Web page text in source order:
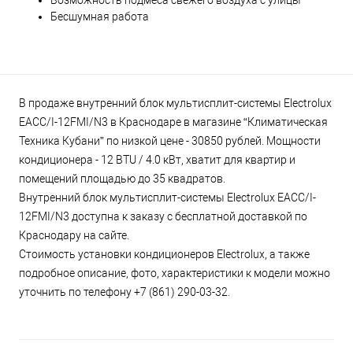
Бесшумная работа
В продаже внутренний блок мультисплит-системы Electrolux
EACС/I-12FMI/N3 в Краснодаре в магазине “Климатическая
Техника Кубани” по низкой цене - 30850 рублей. Мощности
кондиционера - 12 BTU / 4.0 кВт, хватит для квартир и
помещений площадью до 35 квадратов.
Внутренний блок мультисплит-системы Electrolux EACС/I-
12FMI/N3 доступна к заказу с бесплатной доставкой по
Краснодару на сайте.
Стоимость установки кондиционеров Electrolux, а также
подробное описание, фото, характеристики к модели можно
уточнить по телефону +7 (861) 290-03-32.